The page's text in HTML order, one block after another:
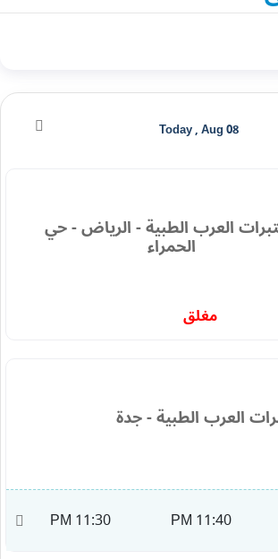
العرب الطبية - الرياض - حي
الحمراء
مغلق
العرب الطبية - جدة
11:40 PM
11:30 PM